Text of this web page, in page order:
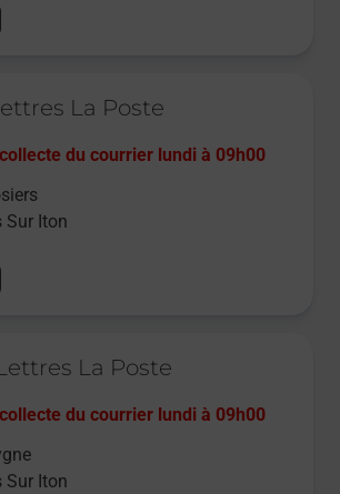
La Poste
du courrier lundi à 09h00
Sur Iton
La Poste
du courrier lundi à 09h00
Sur Iton